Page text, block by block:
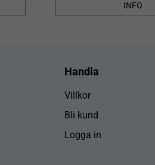
INFO
Handla
Villkor
Bli kund
Logga in